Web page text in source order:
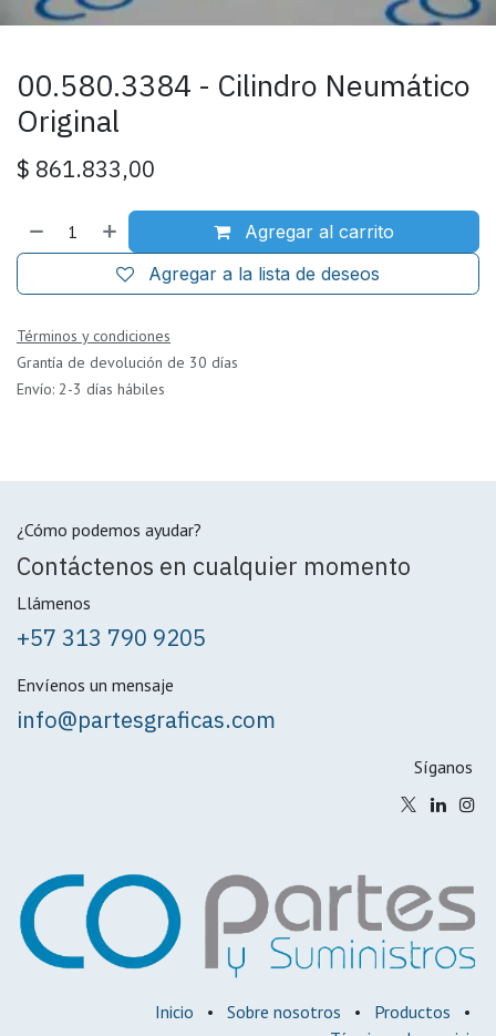
00.580.3384 - Cilindro Neumático
Original
$ 861.833,00
Agregar al carrito
Agregar a la lista de deseos
Términos y condiciones
Grantía de devolución de 30 días
Envío: 2-3 días hábiles
¿Cómo podemos ayudar?
Contáctenos en cualquier momento
Llámenos
+57 313 790 9205
Envíenos un mensaje
info@partesgraficas.com
Síganos
Inicio • Sobre nosotros • Productos
•